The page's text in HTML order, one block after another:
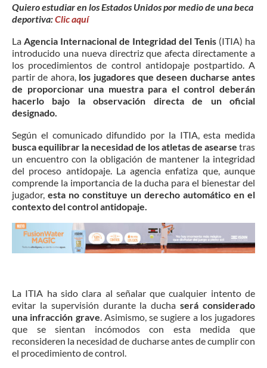
Quiero estudiar en los Estados Unidos por medio de una beca
deportiva:Clic aquí
La Agencia Internacional de Integridad del Tenis (ITIA) ha
introducido una nueva directriz que afecta directamente a
los procedimientos de control antidopaje postpartido. A
partir de ahora, los jugadores que deseen ducharse antes
de proporcionar una muestra para el control deberán
hacerlo bajo la observación directa de un oficial
designado.
Según el comunicado difundido por la ITIA, esta medida
busca equilibrar la necesidad de los atletas de asearse tras
un encuentro con la obligación de mantener la integridad
del proceso antidopaje. La agencia enfatiza que, aunque
comprende la importancia de la ducha para el bienestar del
jugador, esta no constituye un derecho automático en el
contexto del control antidopaje.
La ITIA ha sido clara al señalar que cualquier intento de
evitar la supervisión durante la duchaserá considerado
una infracción grave Asimismo, se sugiere a los jugadores
que se sientan incómodos con esta medida que
reconsideren la necesidad de ducharse antes de cumplir con
el procedimiento de control.